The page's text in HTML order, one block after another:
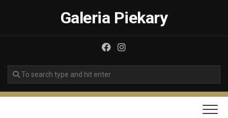
Galeria Piekary